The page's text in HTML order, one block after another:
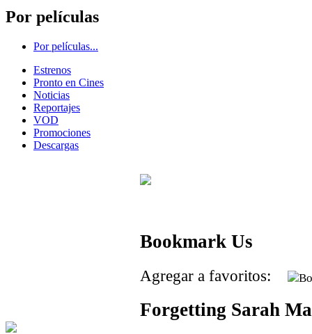
Por películas
Por películas...
Estrenos
Pronto en Cines
Noticias
Reportajes
VOD
Promociones
Descargas
Bookmark Us
Agregar a favoritos:
Forgetting Sarah